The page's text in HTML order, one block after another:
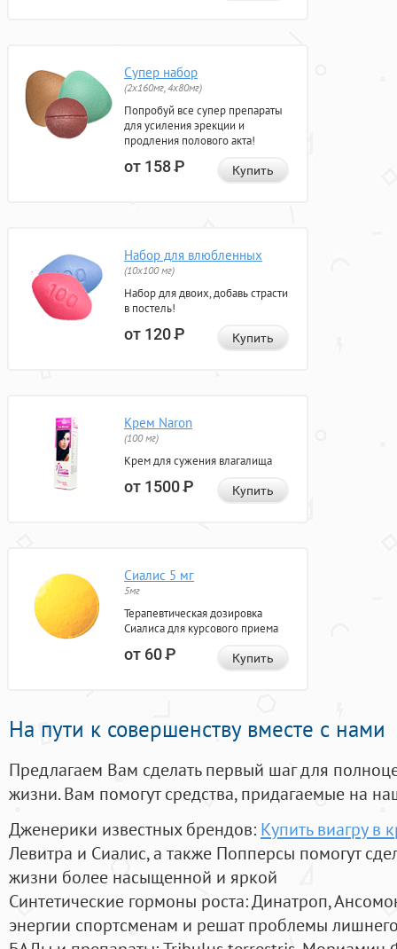
Супер набор
(2х160мг, 4х80мг)
Попробуй все супер препараты
для усиления эрекции и
продления полового акта!
от 158Р Купить
Набор для влюбленных
(10х100 мг)
Набор для двоих, добавь страсти
в постель!
от 120Р Купить
Крем Naron
(100 мг)
Крем для сужения влагалища
от 1500Р Купить
Сиалис 5 мг
5мг
Терапевтическая дозировка
Сиалиса для курсового приема
от 60Р Купить
На пути к совершенству вместе с нами
Предлагаем Вам сделать первый шаг для
жизни. Вам помогут средства, придагаемые на
Дженерики известных брендов: Купить виагру в
Левитра и Сиалис, а также Попперсы помогут
жизни более насыщенной и яркой
Синтетические гормоны роста: Динатроп,
энергии спортсменам и решат проблемы